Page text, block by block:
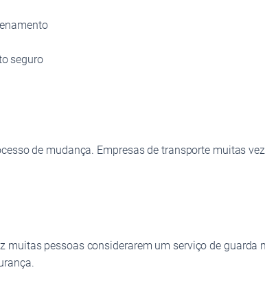
seguro
de mudança. Empresas de transporte muitas
pessoas considerarem um serviço de